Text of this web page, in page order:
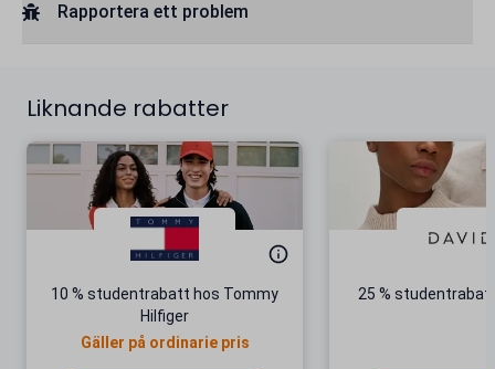
Rapportera ett problem
Liknande rabatter
10 % studentrabatt hos Tommy
Hilfiger
Gäller på ordinarie pris
25 %